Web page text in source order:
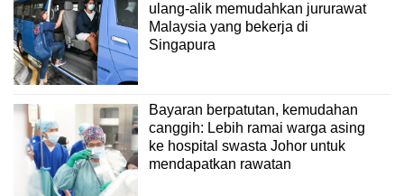
ulang-alik memudahkan jururawat
Malaysia yang bekerja di
Singapura
Bayaran berpatutan, kemudahan
canggih: Lebih ramai warga asing
ke hospital swasta Johor untuk
mendapatkan rawatan